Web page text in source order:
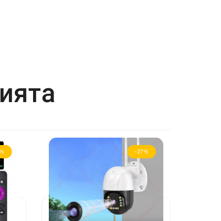
-27%